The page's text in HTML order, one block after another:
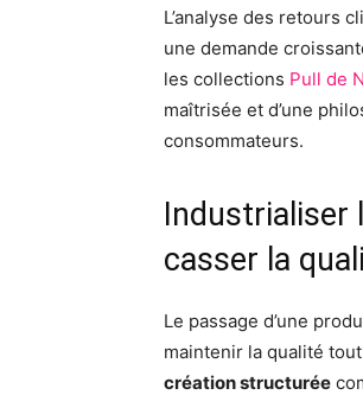
L’analyse des retours
une demande
les collections Pull de
maîtrisée et d’une
consommateurs.
Industrialiser
casser la
Le passage d’une
maintenir la qualité
création structurée